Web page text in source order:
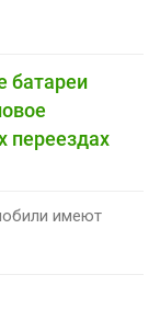
батареи
переездах
имеют